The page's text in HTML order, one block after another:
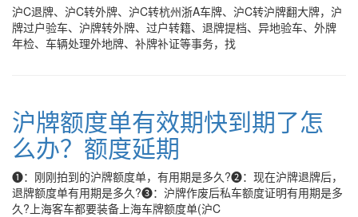
沪C退牌、沪C转外牌、沪C转杭州浙A车牌、沪C转沪牌翻大牌，沪
牌过户验车、沪牌转外牌、过户转籍、退牌提档、异地验车、外牌
年检、车辆处理外地牌、补牌补证等事务，找
沪牌额度单有效期快到期了怎
么办？额度延期
❶：刚刚拍到的沪牌额度单，有用期是多久?❷：现在沪牌退牌后，
退牌额度单有用期是多久?❸：沪牌作废后私车额度证明有用期是多
久?上海客车都要装备上海车牌额度单(沪C